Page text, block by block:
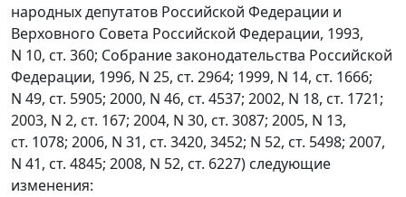
народных депутатов Российской Федерации и
Верховного Совета Российской Федерации, 1993,
N 10, ст. 360; Собрание законодательства Российской
Федерации, 1996, N 25, ст. 2964; 1999, N 14, ст. 1666;
N 49, ст. 5905; 2000, N 46, ст. 4537; 2002, N 18, ст. 1721;
2003, N 2, ст. 167; 2004, N 30, ст. 3087; 2005, N 13,
ст. 1078; 2006, N 31, ст. 3420, 3452; N 52, ст. 5498; 2007,
N 41, ст. 4845; 2008, N 52, ст. 6227) следующие
изменения: